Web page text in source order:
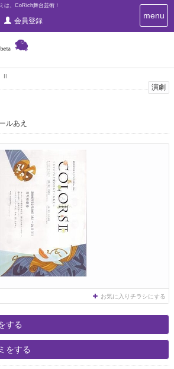
は、CoRich舞台芸術！
会員登録
T
o
g
a
menu
II
演劇
ルあえ
お気に入りチラシにする
する
をする